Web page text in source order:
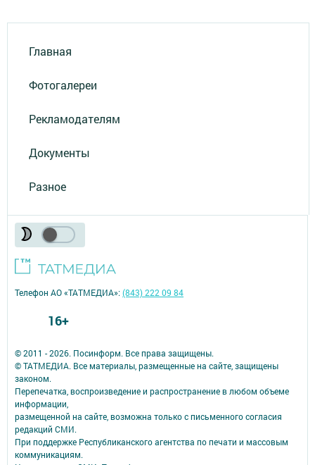
Главная
Фотогалереи
Рекламодателям
Документы
Разное
© 2011 - 2026. Посинформ. Все права защищены.
© ТАТМЕДИА. Все материалы, размещенные на сайте, защищены
законом.
Перепечатка, воспроизведение и распространение в любом объеме
информации,
размещенной на сайте, возможна только с письменного согласия
редакций СМИ.
При поддержке Республиканского агентства по печати и массовым
коммуникациям.
Телефон АО «ТАТМЕДИА»:(843) 222 09 84
16+